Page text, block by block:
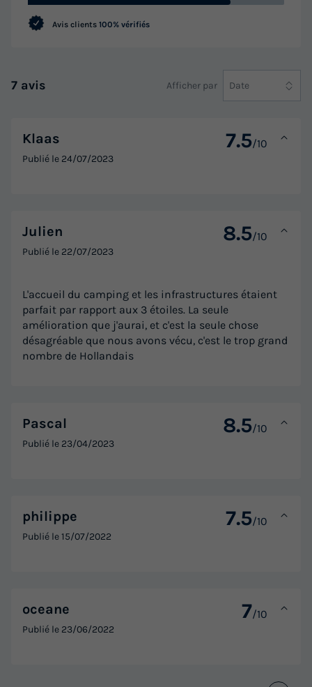
Avis clients 100% vérifiés
7 avis Afficher par Date
Klaas 7.5/10
Publié le 24/07/2023
Julien 8.5/10
Publié le 22/07/2023
L'accueil du camping et les infrastructures étaient
parfait par rapport aux 3 étoiles. La seule
amélioration que j'aurai, et c'est la seule chose
désagréable que nous avons vécu, c'est le trop grand
nombre de Hollandais
Pascal 8.5/10
Publié le 23/04/2023
philippe 7.5/10
Publié le15/07/2022
oceane 7/10
Publié le 23/06/2022